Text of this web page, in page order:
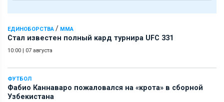
ЕДИНОБОРСТВА / ММА
Стал известен полный кард турнира UFC 331
10:00 07 августа
ФУТБОЛ
Фабио Каннаваро пожаловался на «крота» в сборной
Узбекистана